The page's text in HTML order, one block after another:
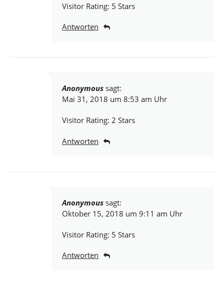
Visitor Rating: 5 Stars
Antworten
Anonymous sagt:
Mai 31, 2018 um 8:53 am Uhr
Visitor Rating: 2 Stars
Antworten
Anonymous sagt:
Oktober 15, 2018 um 9:11 am Uhr
Visitor Rating: 5 Stars
Antworten